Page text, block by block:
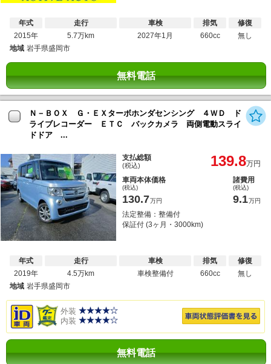
年式
2015年
走行
5.7万km
車検
2027年1月
排気
660cc
修復
無し
地域 岩手県盛岡市
無料電話
Ｎ－ＢＯＸ Ｇ・ＥＸターボホンダセンシング ４ＷＤ ド
ライブレコーダー ＥＴＣ バックカメラ 両側電動スライ
ドドア ...
支払総額
(税込) 139.8万円
車両本体価格
(税込)
130.7万円
諸費用
(税込)
9.1万円
法定整備：整備付
保証付 (3ヶ月・3000km)
年式
2019年
走行
4.5万km
車検
車検整備付
排気
660cc
修復
無し
地域 岩手県盛岡市
外装
内装
無料電話